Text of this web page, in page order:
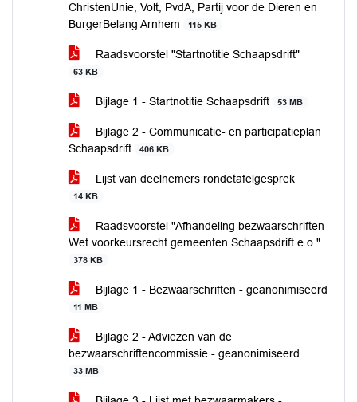
ChristenUnie, Volt, PvdA, Partij voor de Dieren en
BurgerBelang Arnhem
115 KB
Raadsvoorstel "Startnotitie Schaapsdrift"
63 KB
Bijlage 1 - Startnotitie Schaapsdrift 53 MB
Bijlage 2 - Communicatie- en participatieplan
Schaapsdrift
406 KB
Lijst van deelnemers rondetafelgesprek
14 KB
Raadsvoorstel "Afhandeling bezwaarschriften
Wet voorkeursrecht gemeenten Schaapsdrift e.o."
378 KB
Bijlage 1 - Bezwaarschriften - geanonimiseerd
11 MB
Bijlage 2 - Adviezen van de
bezwaarschriftencommissie - geanonimiseerd
33 MB